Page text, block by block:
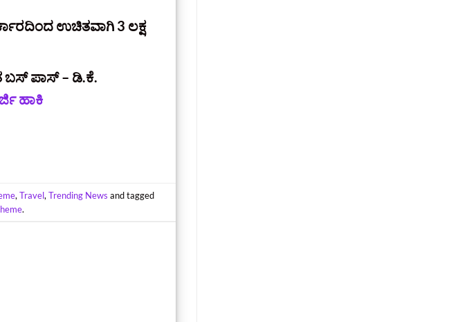
ಉಚಿತವಾಗಿ 3 ಲಕ್ಷ
ಬಸ್ ಪಾಸ್ – ಡಿ.ಕೆ.
ಹಾಕಿ
,Travel,Trending News and tagged
.